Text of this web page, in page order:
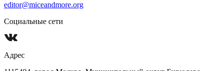
editor@miceandmore.org
Социальные сети
Адрес